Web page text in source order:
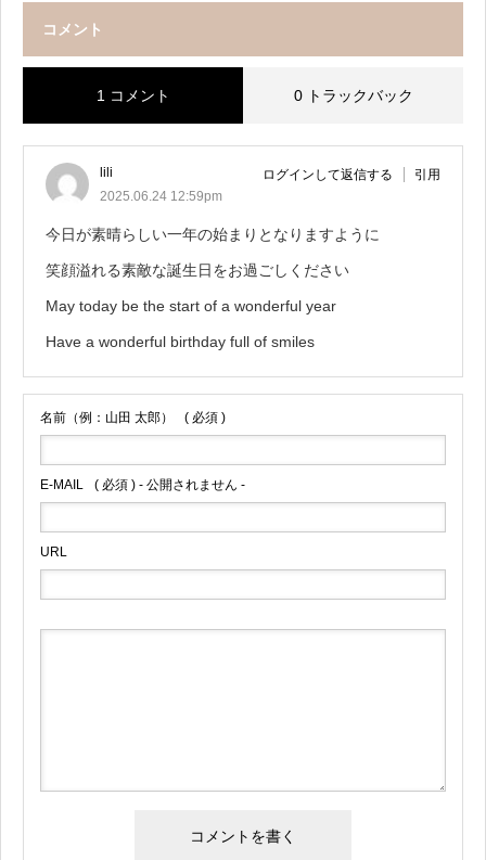
コメント
1 コメント 0 トラックバック
lili
2025.06.24 12:59pm
ログインして返信する 引用
今日が素晴らしい一年の始まりとなりますように
笑顔溢れる素敵な誕生日をお過ごしください
May today be the start of a wonderful year
Have a wonderful birthday full of smiles
名前（例：山田 太郎） ( 必須 )
E-MAIL ( 必須 ) - 公開されません -
URL